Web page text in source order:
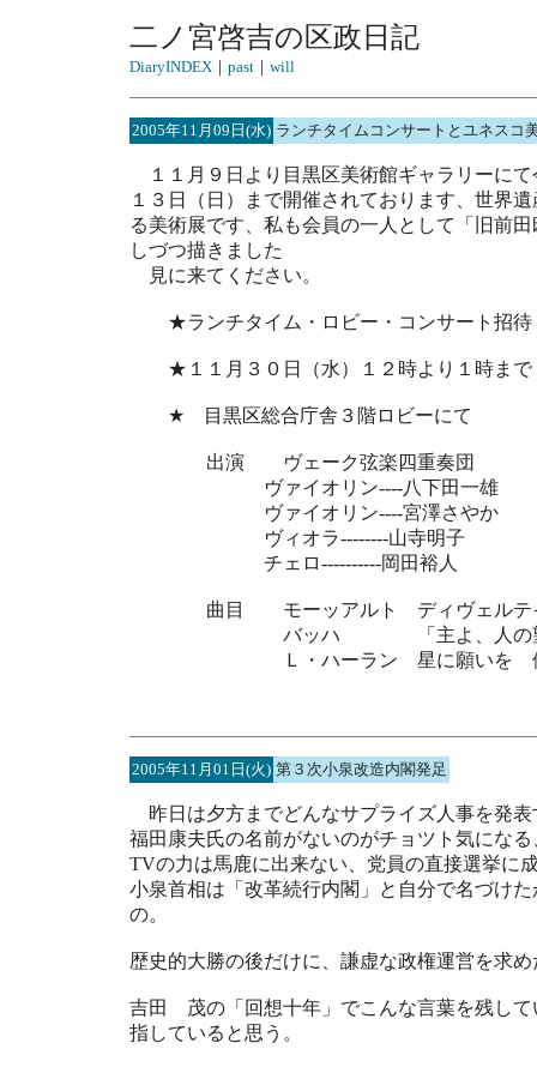
二ノ宮啓吉の区政日記
DiaryINDEX｜ past｜ will
2005年11月09日(水) ランチタイムコンサートとユネスコ
１１月９日より目黒区美術館ギャラリーにて
１３日（日）まで開催されております、世界
る美術展です、私も会員の一人として「旧前
しづつ描きました
見に来てください。
★ランチタイム・ロビー・コンサート招待
★１１月３０日（水）１２時より１時まで
★ 目黒区総合庁舎３階ロビーにて
出演 ヴェーク弦楽四重奏団
ヴァイオリン----八下田一雄
ヴァイオリン----宮澤さやか
ヴィオラ--------山寺明子
チェロ----------岡田裕人
曲目 モーッアルト ディヴェルテ
バッハ 「主よ、人の望み
Ｌ・ハーラン 星に願い
2005年11月01日(火) 第３次小泉改造内閣発足
昨日は夕方までどんなサプライズ人事を発
福田康夫氏の名前がないのがチョツト気にな
TVの力は馬鹿に出来ない、党員の直接選挙に
小泉首相は「改革続行内閣」と自分で名づけ
の。
歴史的大勝の後だけに、謙虚な政権運営を求
吉田 茂の「回想十年」でこんな言葉を残して
指していると思う。